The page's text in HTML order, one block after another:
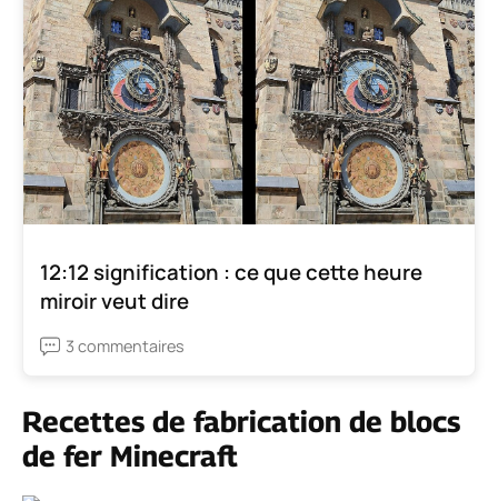
12:12 signification : ce que cette heure
miroir veut dire
3 commentaires
Recettes de fabrication de blocs
de fer Minecraft